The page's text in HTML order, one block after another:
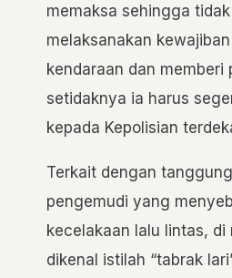
memaksa sehingga
melaksanakan
kendaraan dan memberi
setidaknya ia harus
kepada Kepolisian
Terkait dengan
pengemudi yang
kecelakaan lalu lintas, di
dikenal istilah “tabrak